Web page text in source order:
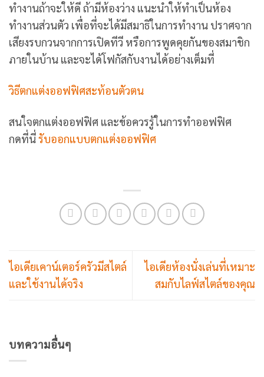
ทำงานถ้าจะให้ดี ถ้ามีห้องว่าง แนะนำให้ทำเป็นห้อง
ทำงานส่วนตัว เพื่อที่จะได้มีสมาธิในการทำงาน ปราศจาก
เสียงรบกวนจากการเปิดทีวี หรือการพูดคุยกันของสมาชิก
ภายในบ้าน และจะได้โฟกัสกับงานได้อย่างเต็มที่
วิธีตกแต่งออฟฟิศสะท้อนตัวตน
สนใจตกแต่งออฟฟิศ และข้อควรรู้ในการทำออฟฟิศ
กดที่นี่รับออกแบบตกแต่งออฟฟิศ
ไอเดียเคาน์เตอร์ครัวมีสไตล์
และใช้งานได้จริง
ไอเดียห้องนั่งเล่นที่เหมาะ
สมกับไลฟ์สไตล์ของคุณ
บทความอื่นๆ